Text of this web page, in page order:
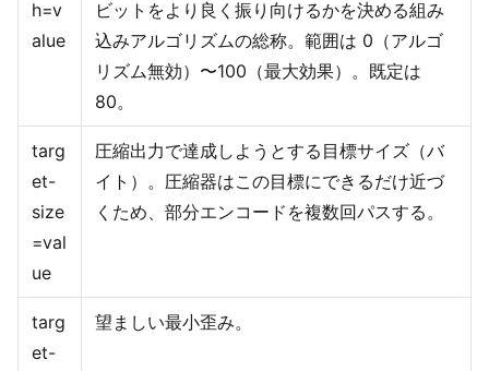
h=v
alue
ビットをより良く振り向けるかを決める組み
込みアルゴリズムの総称。範囲は 0（アルゴ
リズム無効）〜100（最大効果）。既定は
80。
targ
et-
size
=val
ue
圧縮出力で達成しようとする目標サイズ（バ
イト）。圧縮器はこの目標にできるだけ近づ
くため、部分エンコードを複数回パスする。
targ
et-
望ましい最小歪み。